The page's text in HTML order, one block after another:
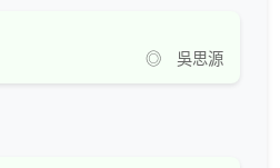
◎ 吳思源